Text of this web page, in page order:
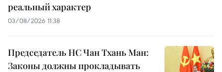
реальный характер
03/08/2026 11:38
Председатель НС Чан Тхань Ман:
Законы должны прокладывать